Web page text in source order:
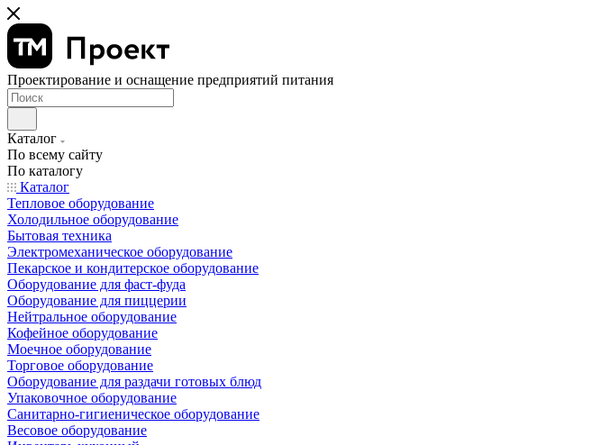
Проектирование и оснащение предприятий питания
Каталог
По всему сайту
По каталогу
Каталог
Тепловое оборудование
Холодильное оборудование
Бытовая техника
Электромеханическое оборудование
Пекарское и кондитерское оборудование
Оборудование для фаст-фуда
Оборудование для пиццерии
Нейтральное оборудование
Кофейное оборудование
Моечное оборудование
Торговое оборудование
Оборудование для раздачи готовых блюд
Упаковочное оборудование
Санитарно-гигиеническое оборудование
Весовое оборудование